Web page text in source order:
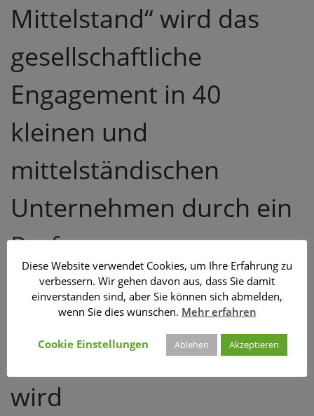
Mittelstand“ wird das
gesellschaftliche
Engagement in 40
kleinen und
mittelständischen
Unternehmen durch ein
Performance
Management Tool des
DBZ mess- und
steuerbar gemacht. So
wird
Diese Website verwendet Cookies, um Ihre Erfahrung zu
verbessern. Wir gehen davon aus, dass Sie damit
einverstanden sind, aber Sie können sich abmelden,
wenn Sie dies wünschen. Mehr erfahren
Cookie Einstellungen Ablehen Akzeptieren